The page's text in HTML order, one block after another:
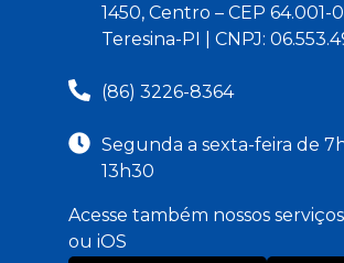
1450, Centro – CEP 64.001-
Teresina-PI | CNPJ:
(86) 3226-8364
Segunda a sexta-feira de
13h30
Acesse também nossos
ou iOS